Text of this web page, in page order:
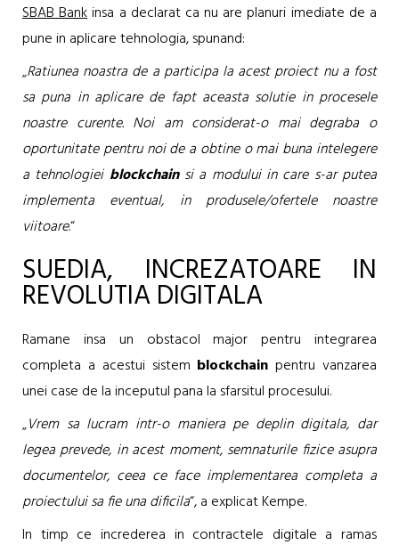
SBAB Bankinsa a declarat ca nu are planuri imediate de a
pune in aplicare tehnologia, spunand:
„Ratiunea noastra de a participa la acest proiect nu a fost
sa puna in aplicare de fapt aceasta solutie in procesele
noastre curente. Noi am considerat-o mai degraba o
oportunitate pentru noi de a obtine o mai buna intelegere
a tehnologiei blockchainsi a modului in care s-ar putea
implementa eventual, in produsele/ofertele noastre
viitoare.“
SUEDIA, INCREZATOARE IN
REVOLUTIA DIGITALA
Ramane insa un obstacol major pentru integrarea
completa a acestui sistem blockchain pentru vanzarea
unei case de la inceputul pana la sfarsitul procesului.
„Vrem sa lucram intr-o maniera pe deplin digitala, dar
legea prevede, in acest moment, semnaturile fizice asupra
documentelor, ceea ce face implementarea completa a
proiectului sa fie una dificila“, a explicat Kempe.
In timp ce increderea in contractele digitale a ramas